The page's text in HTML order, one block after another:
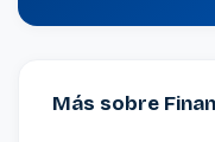
Más sobre